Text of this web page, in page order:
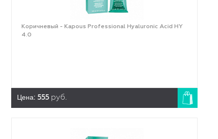
Коричневый - Kapous Professional Hyaluronic Acid HY
4.0
Цена: 555 руб.